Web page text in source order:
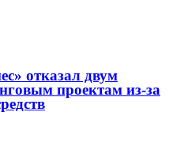
отказал двум
проектам из-за